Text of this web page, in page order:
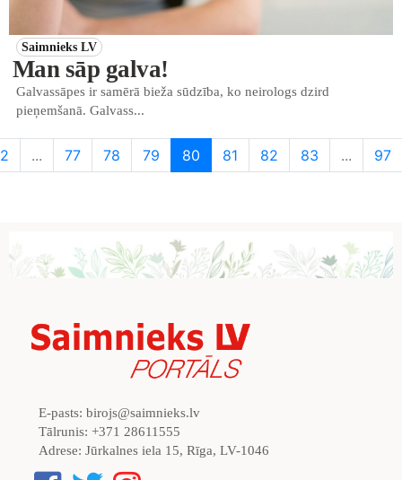
Saimnieks LV
Man sāp galva!
Galvassāpes ir samērā bieža sūdzība, ko neirologs dzird
pieņemšanā. Galvass...
2 ... 77 78 79 80 81 82 83 ... 97
E-pasts: birojs@saimnieks.lv
Tālrunis: +371 28611555
Adrese: Jūrkalnes iela 15, Rīga, LV-1046